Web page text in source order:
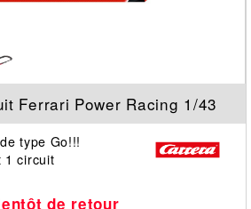
Ferrari Power Racing 1/43
type Go!!!
1 circuit
de retour